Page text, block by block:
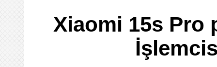
Xiaomi 15s Pro